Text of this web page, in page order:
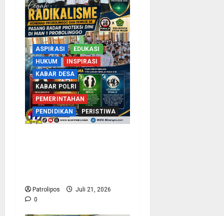
ASPIRASI
EDUKASI
HUKUM
INSPIRASI
KABAR DESA
KABAR POLRI
PEMERINTAHAN
PENDIDIKAN
PERISTIWA
Patrolipos
Juli 21, 2026
0